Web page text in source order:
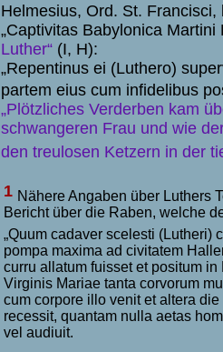
Helmesius, Ord. St.
„Captivitas Babylonica Martini
Luther“ (I, H):
„Repentinus ei (Luthero)
partem eius cum infidelibus
„Plötzliches Verderben kam
schwangeren Frau und wie
den treulosen Ketzern in der
1 Nähere Angaben über Luthers
Bericht über die Raben, welche
„Quum cadaver scelesti (Lutheri)
pompa maxima ad civitatem
curru allatum fuisset et positum in
Virginis Mariae tanta corvorum
cum corpore illo venit et altera die
recessit, quantam nulla aetas
vel audiuit.